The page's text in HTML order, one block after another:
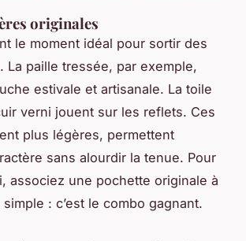
originales
le moment idéal pour sortir des
La paille tressée, par exemple,
estivale et artisanale. La toile
verni jouent sur les reflets. Ces
plus légères, permettent
sans alourdir la tenue. Pour
associez une pochette originale à
: c’est le combo gagnant.